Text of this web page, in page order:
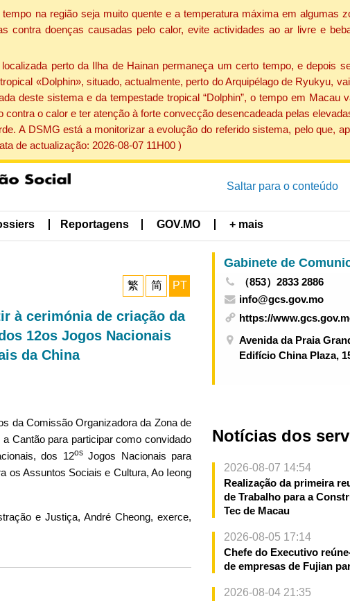
na região seja muito quente e a temperatura máxima em algumas
contra doenças causadas pelo calor, evite actividades ao ar livre e
perto da Ilha de Hainan permaneça um certo tempo, e depois
«Dolphin», situado, actualmente, perto do Arquipélago de Ryukyu,
deste sistema e da tempestade tropical “Dolphin”, o tempo em Macau
o calor e ter atenção à forte convecção desencadeada pelas
A DSMG está a monitorizar a evolução do referido sistema, pelo que,
de actualização: 2026-08-07 11H00 )
Saltar para o conteúdo
Reportagens GOV.MO + mais
繁 简 PT
à cerimónia de criação da
12os Jogos Nacionais
da China
da Comissão Organizadora da Zona de
Cantão para participar como convidado
dos 12osJogos Nacionais para
os Assuntos Sociais e Cultura, Ao Ieong
e Justiça, André Cheong, exerce,
Gabinete de
（853）2833 2886
info@gcs.gov.mo
https://
Avenida da Praia
Edifício China Plaza,
Notícias dos
2026-08-07 14:54
Realização da primeira
de Trabalho para a
Tec de Macau
2026-08-05 17:14
Chefe do Executivo
de empresas de Fujian
2026-08-04 21:35